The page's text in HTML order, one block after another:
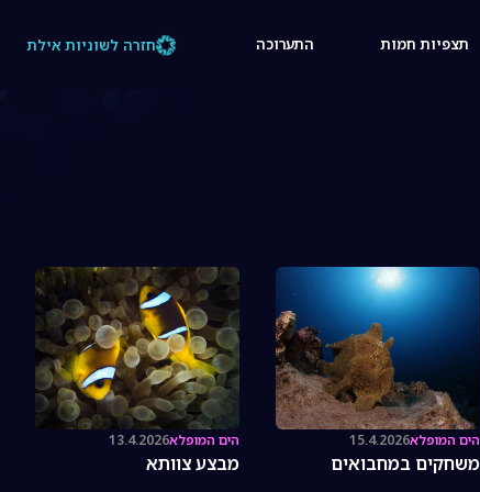
תצפיות חמות התערוכה חזרה לשוניות אילת
הים המופלא15.4.2026
משחקים במחבואים
הים המופלא13.4.2026
מבצע צוותא